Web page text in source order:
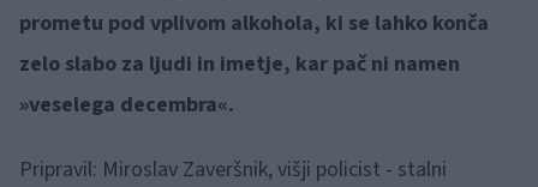
prometu pod vplivom alkohola, ki se lahko konča
zelo slabo za ljudi in imetje, kar pač ni namen
»veselega decembra«.
Pripravil: Miroslav Zaveršnik, višji policist - stalni